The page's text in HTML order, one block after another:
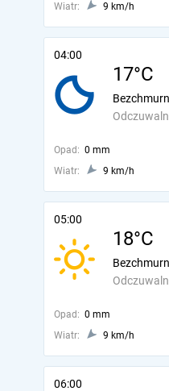
Wiatr:
9 km/h
04:00
17°C
Opad: 0 mm
Wiatr:
9 km/h
05:00
18°C
Opad: 0 mm
Wiatr:
9 km/h
06:00